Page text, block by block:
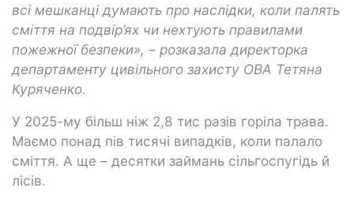
всі мешканці думають про наслідки, коли палять
сміття на подвір’ях чи нехтують правилами
пожежної безпеки», – розказала директорка
департаменту цивільного захисту ОВА Тетяна
Куряченко.
У 2025-му більш ніж 2,8 тис разів горіла трава.
Маємо понад пів тисячі випадків, коли палало
сміття. А ще – десятки займань сільгоспугідь й
лісів.